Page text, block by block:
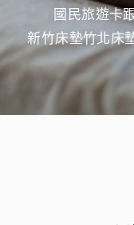
國民旅遊卡
新竹床墊竹北床